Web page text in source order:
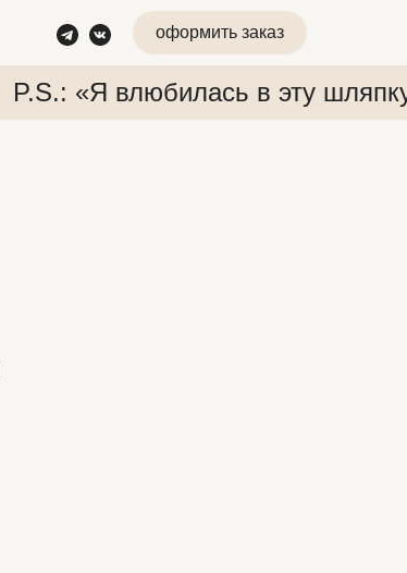
оформить заказ
P.S.: «Я влюбилась в эту